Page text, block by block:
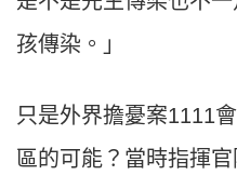
孩傳染。」
只是外界擔憂案1111
區的可能？當時指揮